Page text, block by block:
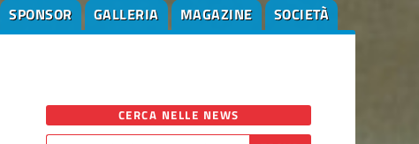
SPONSOR GALLERIA MAGAZINE SOCIETÀ
CERCA NELLE NEWS